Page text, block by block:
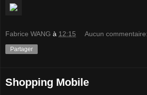
Fabrice WANG à 12:15 Aucun commentaire:
Partager
Shopping Mobile